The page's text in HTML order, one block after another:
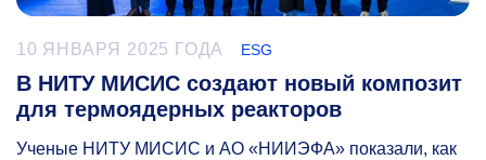
10 ЯНВАРЯ 2025 ГОДА ESG
В НИТУ МИСИС создают новый композит
для термоядерных реакторов
Ученые НИТУ МИСИС и АО «НИИЭФА» показали, как